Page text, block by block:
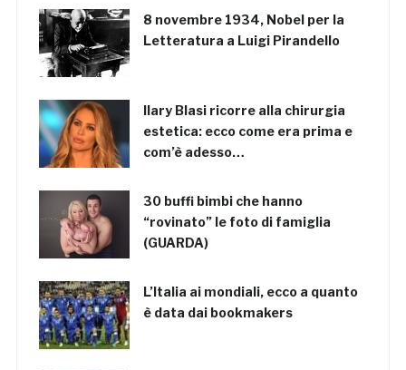
8 novembre 1934, Nobel per la
Letteratura a Luigi Pirandello
Ilary Blasi ricorre alla chirurgia
estetica: ecco come era prima e
com’è adesso…
30 buffi bimbi che hanno
“rovinato” le foto di famiglia
(GUARDA)
L’Italia ai mondiali, ecco a quanto
è data dai bookmakers